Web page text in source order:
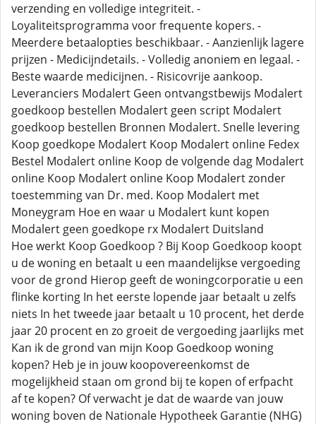
verzending en volledige integriteit. -
Loyaliteitsprogramma voor frequente kopers. -
Meerdere betaalopties beschikbaar. - Aanzienlijk lagere
prijzen - Medicijndetails. - Volledig anoniem en legaal. -
Beste waarde medicijnen. - Risicovrije aankoop.
Leveranciers Modalert Geen ontvangstbewijs Modalert
goedkoop bestellen Modalert geen script Modalert
goedkoop bestellen Bronnen Modalert. Snelle levering
Koop goedkope Modalert Koop Modalert online Fedex
Bestel Modalert online Koop de volgende dag Modalert
online Koop Modalert online Koop Modalert zonder
toestemming van Dr. med. Koop Modalert met
Moneygram Hoe en waar u Modalert kunt kopen
Modalert geen goedkope rx Modalert Duitsland
Hoe werkt Koop Goedkoop ? Bij Koop Goedkoop koopt
u de woning en betaalt u een maandelijkse vergoeding
voor de grond Hierop geeft de woningcorporatie u een
flinke korting In het eerste lopende jaar betaalt u zelfs
niets In het tweede jaar betaalt u 10 procent, het derde
jaar 20 procent en zo groeit de vergoeding jaarlijks met
Kan ik de grond van mijn Koop Goedkoop woning
kopen? Heb je in jouw koopovereenkomst de
mogelijkheid staan om grond bij te kopen of erfpacht
af te kopen? Of verwacht je dat de waarde van jouw
woning boven de Nationale Hypotheek Garantie (NHG)